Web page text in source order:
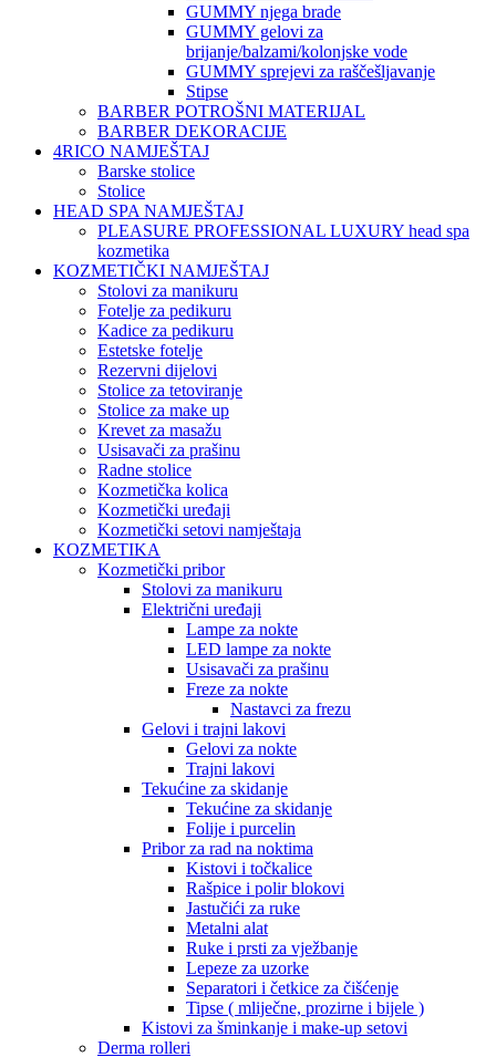
GUMMY njega brade
GUMMY gelovi za
brijanje/balzami/kolonjske vode
GUMMY sprejevi za raščešljavanje
Stipse
BARBER POTROŠNI MATERIJAL
BARBER DEKORACIJE
4RICO NAMJEŠTAJ
Barske stolice
Stolice
HEAD SPA NAMJEŠTAJ
PLEASURE PROFESSIONAL LUXURY head spa
kozmetika
KOZMETIČKI NAMJEŠTAJ
Stolovi za manikuru
Fotelje za pedikuru
Kadice za pedikuru
Estetske fotelje
Rezervni dijelovi
Stolice za tetoviranje
Stolice za make up
Krevet za masažu
Usisavači za prašinu
Radne stolice
Kozmetička kolica
Kozmetički uređaji
Kozmetički setovi namještaja
KOZMETIKA
Kozmetički pribor
Stolovi za manikuru
Električni uređaji
Lampe za nokte
LED lampe za nokte
Usisavači za prašinu
Freze za nokte
Nastavci za frezu
Gelovi i trajni lakovi
Gelovi za nokte
Trajni lakovi
Tekućine za skidanje
Tekućine za skidanje
Folije i purcelin
Pribor za rad na noktima
Kistovi i točkalice
Rašpice i polir blokovi
Jastučići za ruke
Metalni alat
Ruke i prsti za vježbanje
Lepeze za uzorke
Separatori i četkice za čišćenje
Tipse ( mliječne, prozirne i bijele )
Kistovi za šminkanje i make-up setovi
Derma rolleri